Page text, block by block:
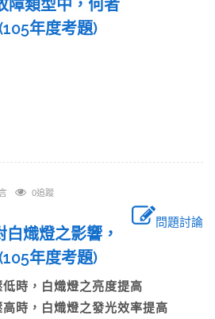
障類型中，何者
年度考題)
0追蹤
問題討論
熾燈之影響，
年度考題)
時，白熾燈之亮度提高
時，白熾燈之發光效率提高